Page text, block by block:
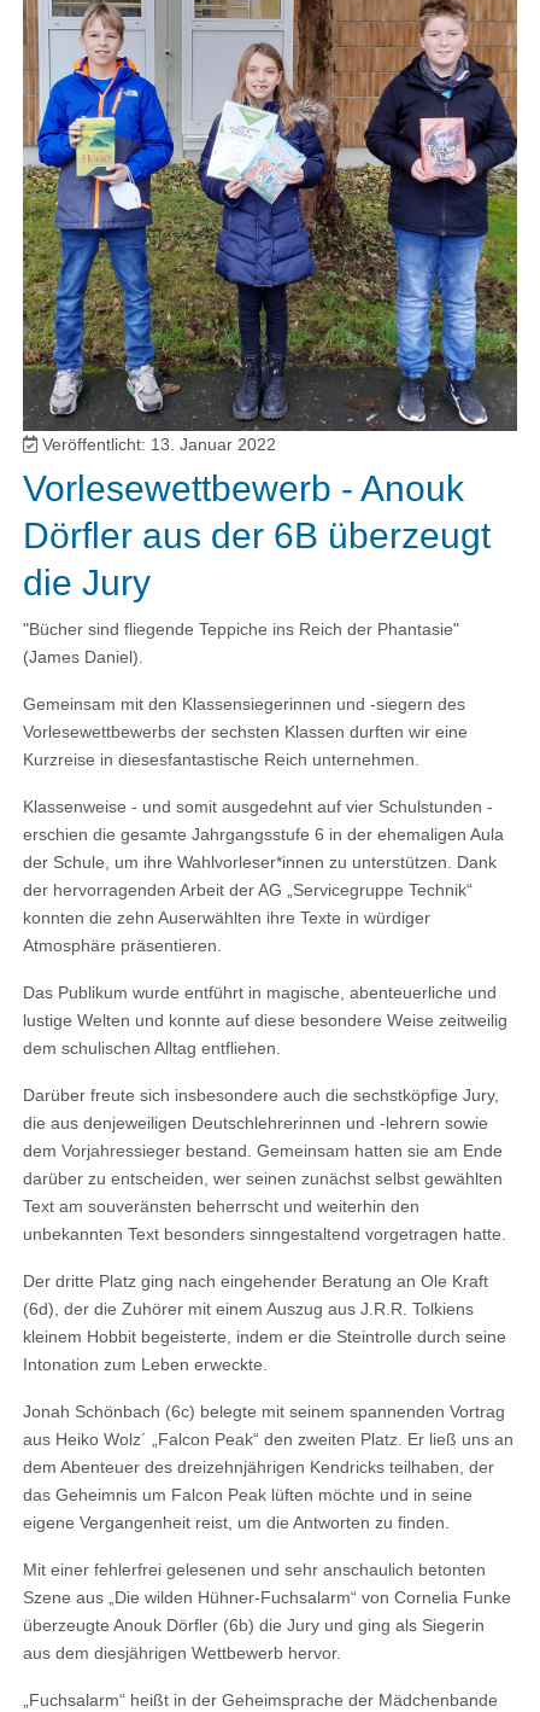
Veröffentlicht: 13. Januar 2022
Vorlesewettbewerb - Anouk
Dörfler aus der 6B überzeugt
die Jury
"Bücher sind fliegende Teppiche ins Reich der Phantasie"
(James Daniel).
Gemeinsam mit den Klassensiegerinnen und -siegern des
Vorlesewettbewerbs der sechsten Klassendurften wireine
Kurzreise in diesesfantastische Reich unternehmen.
Klassenweise - und somit ausgedehnt auf vier Schulstunden -
erschien die gesamte Jahrgangsstufe6 in der ehemaligen Aula
der Schule, um ihreWahlvorleser*innen zu unterstützen. Dank
der hervorragenden Arbeit der AG „Servicegruppe Technik“
konnten diezehn Auserwählten ihre Texte in würdiger
Atmosphäre präsentieren.
Das Publikum wurde entführt in magische, abenteuerliche und
lustige Welten und konnte auf diese besondere Weise zeitweilig
dem schulischen Alltag entfliehen.
Darüber freute sich insbesondere auch die sechstköpfige Jury,
die ausdenjeweiligen Deutschlehrerinnen und -lehrern sowie
dem Vorjahressieger bestand. Gemeinsam hatten sie am Ende
darüber zu entscheiden, wer seinen zunächst selbst gewählten
Text am souveränsten beherrscht und weiterhin den
unbekannten Text besonders sinngestaltend vorgetragen hatte.
Der dritte Platz ging nach eingehender Beratung anOle Kraft
(6d), der die Zuhörer mit einem Auszug ausJ.R.R. Tolkiens
kleinem Hobbit begeisterte, indem er die Steintrolle durch seine
Intonation zum Leben erweckte.
Jonah Schönbach (6c) belegte mitseinem spannenden Vortrag
aus Heiko Wolz´„Falcon Peak“ den zweiten Platz. Er ließ uns an
dem Abenteuer desdreizehnjährigen Kendricks teilhaben,der
das Geheimnis um Falcon Peak lüften möchte und in seine
eigene Vergangenheit reist, um die Antworten zu finden.
Mit einerfehlerfrei gelesenen und sehr anschaulich betonten
Szene aus „Die wilden Hühner-Fuchsalarm“ von Cornelia Funke
überzeugte Anouk Dörfler (6b)die Jury und ging als Siegerin
aus dem diesjährigen Wettbewerb hervor.
„Fuchsalarm“ heißt in der Geheimsprache der Mädchenbande